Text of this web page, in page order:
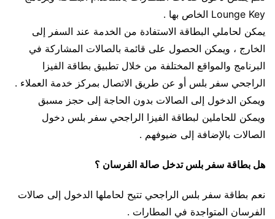
Lounge Key الخاص بها .
يمكن لحاملي البطاقة الاستفادة من الخدمة عند السفر إلى
الخارج ، ويمكن الحصول على قائمة بالصالات المشاركة في
البرنامج والمواقع المختلفة من خلال تطبيق بطاقة الفيزا
الراجحي سفر بلس أو عن طريق الاتصال بمركز خدمة العملاء .
ويمكن الدخول إلى الصالات بدون الحاجة إلى حجز مسبق
ويمكن للحاملين لبطاقة الفيزا الراجحي سفر بلس دخول
الصالات بالإضافة إلى ضيوفهم .
هل بطاقة سفر بلس تدخل صالة الفرسان ؟
نعم بطاقة سفر بلس الراجحي تتيح لحاملها الدخول إلى صالات
الفرسان المتواجدة في المطارات .